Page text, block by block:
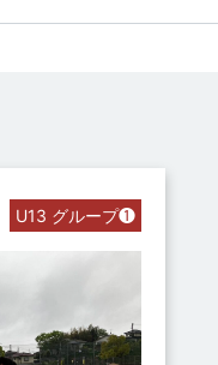
U13 グループ❶